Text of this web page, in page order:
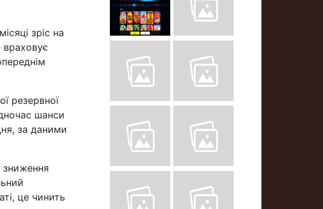
зріс на
враховує
резервної
шанси
за даними
зниження
це чинить